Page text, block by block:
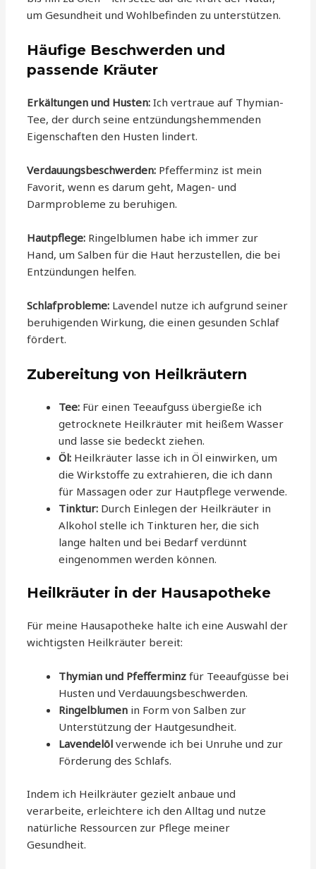
um Gesundheit und Wohlbefinden zu unterstützen.
Häufige Beschwerden und
passende Kräuter
Erkältungen und Husten: Ich vertraue auf Thymian-
Tee, der durch seine entzündungshemmenden
Eigenschaften den Husten lindert.
Verdauungsbeschwerden: Pfefferminz ist mein
Favorit, wenn es darum geht, Magen- und
Darmprobleme zu beruhigen.
Hautpflege: Ringelblumen habe ich immer zur
Hand, um Salben für die Haut herzustellen, die bei
Entzündungen helfen.
Schlafprobleme: Lavendel nutze ich aufgrund seiner
beruhigenden Wirkung, die einen gesunden Schlaf
fördert.
Zubereitung von Heilkräutern
Tee: Für einen Teeaufguss übergieße ich
getrocknete Heilkräuter mit heißem Wasser
und lasse sie bedeckt ziehen.
Öl: Heilkräuter lasse ich in Öl einwirken, um
die Wirkstoffe zu extrahieren, die ich dann
für Massagen oder zur Hautpflege verwende.
Tinktur: Durch Einlegen der Heilkräuter in
Alkohol stelle ich Tinkturen her, die sich
lange halten und bei Bedarf verdünnt
eingenommen werden können.
Heilkräuter in der Hausapotheke
Für meine Hausapotheke halte ich eine Auswahl der
wichtigsten Heilkräuter bereit:
Thymian und Pfefferminz für Teeaufgüsse bei
Husten und Verdauungsbeschwerden.
Ringelblumen in Form von Salben zur
Unterstützung der Hautgesundheit.
Lavendelöl verwende ich bei Unruhe und zur
Förderung des Schlafs.
Indem ich Heilkräuter gezielt anbaue und
verarbeite, erleichtere ich den Alltag und nutze
natürliche Ressourcen zur Pflege meiner
Gesundheit.